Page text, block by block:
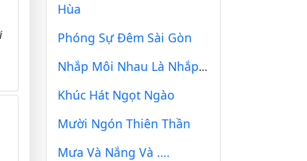
Hùa
Phóng Sự Đêm Sài Gòn
Nhắp Môi Nhau Là Nhắp Cạn Men Đời
Khúc Hát Ngọt Ngào
Mười Ngón Thiên Thần
Mưa Và Nắng Và ….